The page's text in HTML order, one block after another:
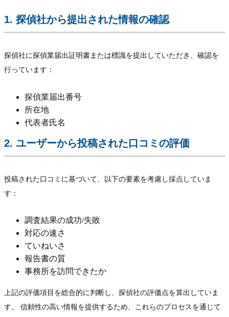
1. 探偵社から提出された情報の確認
探偵社に探偵業届出証明書または標識を提出していただき、確認を
行っています：
探偵業届出番号
所在地
代表者氏名
2. ユーザーから投稿された口コミの評価
投稿された口コミに基づいて、以下の要素を考慮し採点していま
す：
調査結果の成功/失敗
対応の速さ
ていねいさ
報告書の質
事務所を訪問できたか
上記の評価項目を総合的に判断し、探偵社の評価点を算出していま
す。 信頼性の高い情報を提供するため、これらのプロセスを通じて